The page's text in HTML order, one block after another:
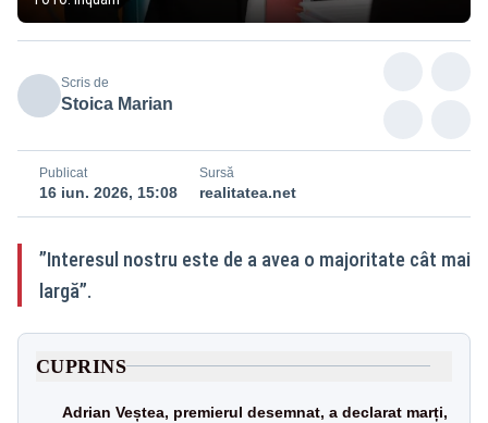
Scris de
Stoica Marian
Publicat
16 iun. 2026, 15:08
Sursă
realitatea.net
”Interesul nostru este de a avea o majoritate cât mai
largă”.
CUPRINS
Adrian Veștea, premierul desemnat, a declarat marți,